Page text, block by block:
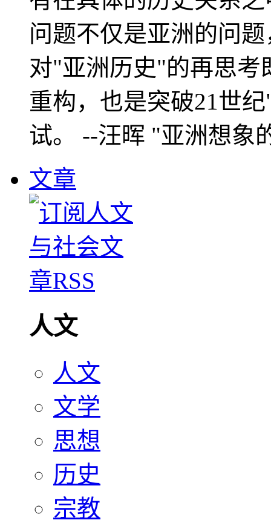
问题不仅是亚洲的问
对"亚洲历史"的再思考
重构，也是突破21世
试。 --汪晖 "亚洲想象
文章
人文
人文
文学
思想
历史
宗教